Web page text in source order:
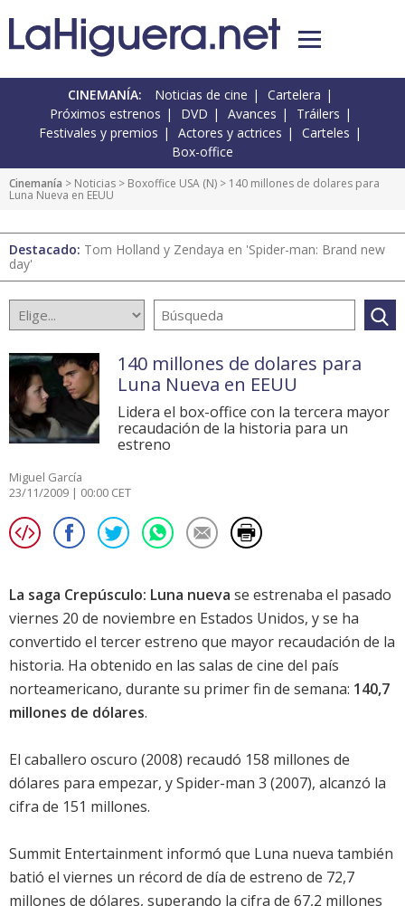
CINEMANÍA: Noticias de cine
Cartelera
Próximos estrenos
DVD Avances
Tráilers
Festivales y premios
Actores y actrices
Carteles
Box-office
Cinemanía > Noticias > Boxoffice USA (N) > 140 millones de dolares para
Luna Nueva en EEUU
Destacado: Tom Holland y Zendaya en 'Spider-man: Brand new
day'
140 millones de dolares para
Luna Nueva en EEUU
Lidera el box-office con la tercera mayor
recaudación de la historia para un
estreno
Miguel García
23/11/2009 | 00:00 CET
La saga Crepúsculo: Luna nueva se estrenaba el pasado
viernes 20 de noviembre en Estados Unidos, y se ha
convertido el tercer estreno que mayor recaudación de la
historia. Ha obtenido en las salas de cine del país
norteamericano, durante su primer fin de semana: 140,7
millones de dólares.
El caballero oscuro (2008) recaudó 158 millones de
dólares para empezar, ySpider-man 3 (2007), alcanzó la
cifra de 151 millones.
Summit Entertainment informó que Luna nueva también
batió el viernes un récord de día de estreno de 72,7
millones de dólares, superando la cifra de 67,2 millones